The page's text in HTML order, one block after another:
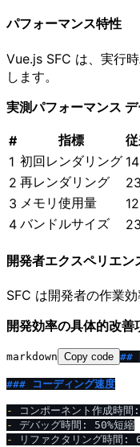
パフォーマンス特性
Vue.js SFC は、実行
します。
実測パフォーマンス デ
# 指標
1 初回レンダリング
2 再レンダリング
3 メモリ使用量
4 バンドルサイズ
開発者エクスペリエン
SFC は開発者の作業効
開発効率の具体的改善
markdown Copy code ##
### コーディング速度
-
-
-
リファクタリング時間: